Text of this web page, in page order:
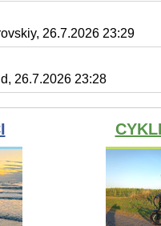
26.7.2026 23:29
26.7.2026 23:28